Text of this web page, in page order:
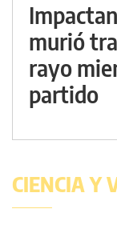
murió
rayo
partido
CIENCIA Y